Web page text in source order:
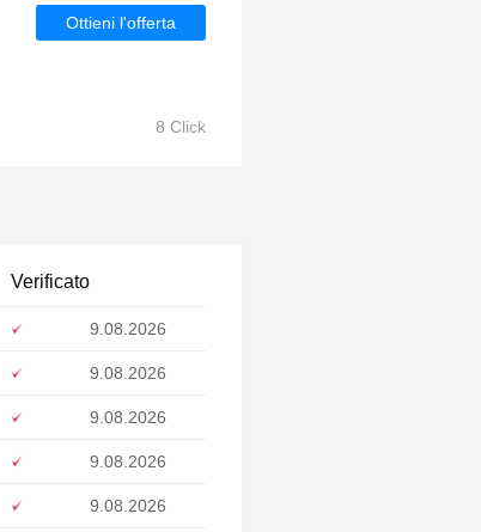
Ottieni l'offerta
8 Click
Verificato
9.08.2026
9.08.2026
9.08.2026
9.08.2026
9.08.2026